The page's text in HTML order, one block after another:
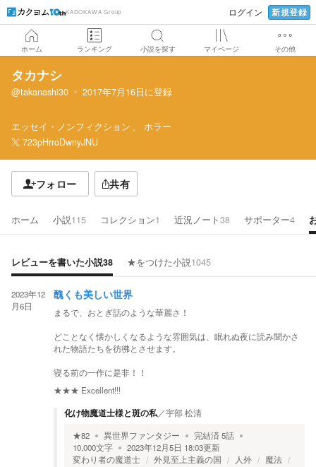
KADOKAWA Group ログイン 新規登録
ホーム ランキング 小説を探す マイページ その他
タカナシ
@takanashi30 2017年7月16日に登録
エッセイ・ノンフィクション
ホラー
723pHrroDwnyJNU
フォロー 共有
ホーム 小説115 コレクション1 近況ノート38 サポーター4
レビューを書いた小説38 ★をつけた小説1045
2023年12
月6日
醜くも美しい世界
まるで、おとぎ話のような華麗さ！
どことなく懐かしくなるような雰囲気は、眠れぬ夜に読み聞かさ
れた物語たちを彷彿とさせます。
寝る前の一作に是非！！
★★★ Excellent!!!
化け物魔道士様と斑の私／宇部 松清
★82 異世界ファンタジー 完結済5話
10,000文字 2023年12月5日 18:03更新
変わり者の魔道士
外見至上主義の国 人外
魔法